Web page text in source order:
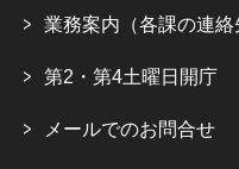
業務案内（各課の連絡
第2・第4土曜日開庁
メールでのお問合せ